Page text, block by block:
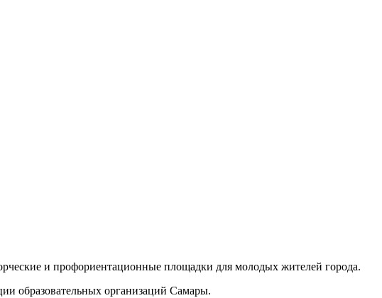
и профориентационные площадки для молодых жителей города.
образовательных организаций Самары.